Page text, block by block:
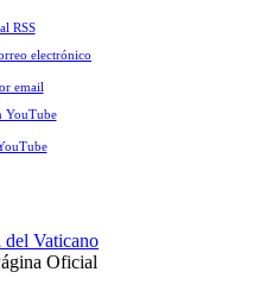
RSS
email
Oficial